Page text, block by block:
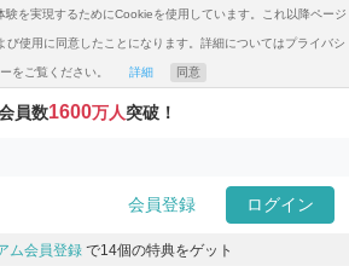
験を実現するためにCookieを使用しています。これ以降ページ
び使用に同意したことになります。詳細についてはプライバシ
をご覧ください。 詳細 同意
員数1600万人突破！
会員登録 ログイン
ム会員登録 で14個の特典をゲット